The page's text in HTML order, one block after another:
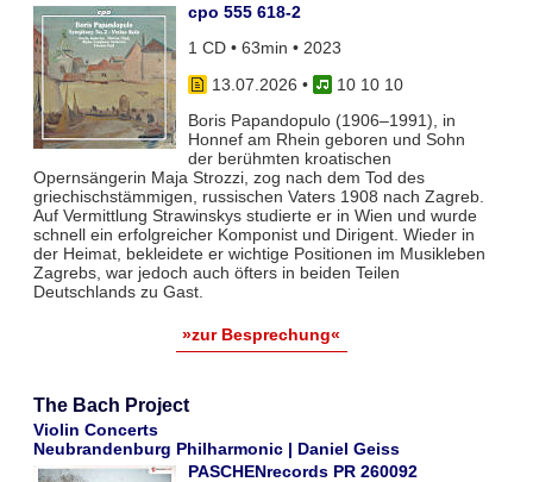
cpo 555 618-2
1 CD • 63min • 2023
13.07.2026 •
10 10 10
Boris Papandopulo (1906–1991), in
Honnef am Rhein geboren und Sohn
der berühmten kroatischen
Opernsängerin Maja Strozzi, zog nach dem Tod des
griechischstämmigen, russischen Vaters 1908 nach Zagreb.
Auf Vermittlung Strawinskys studierte er in Wien und wurde
schnell ein erfolgreicher Komponist und Dirigent. Wieder in
der Heimat, bekleidete er wichtige Positionen im Musikleben
Zagrebs, war jedoch auch öfters in beiden Teilen
Deutschlands zu Gast.
»zur Besprechung«
The Bach Project
Violin Concerts
Neubrandenburg Philharmonic | Daniel Geiss
PASCHENrecords PR 260092